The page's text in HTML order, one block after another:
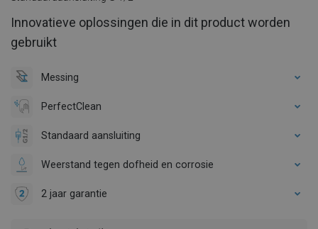
Innovatieve oplossingen die in dit product worden
gebruikt
Messing
PerfectClean
Standaard aansluiting
Weerstand tegen dofheid en corrosie
2 jaar garantie